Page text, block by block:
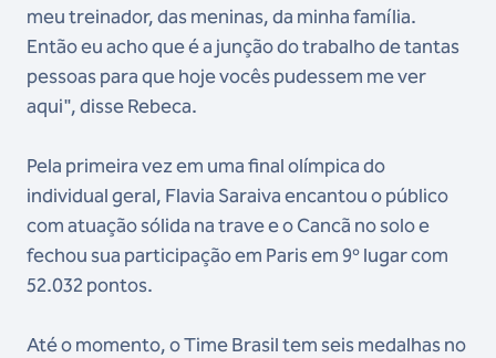
meu treinador, das meninas, da minha família.
Então eu acho que é a junção do trabalho de tantas
pessoas para que hoje vocês pudessem me ver
aqui", disse Rebeca.
Pela primeira vez em uma final olímpica do
individual geral, Flavia Saraiva encantou o público
com atuação sólida na trave e o Cancã no solo e
fechou sua participação em Paris em 9º lugar com
52.032 pontos.
Até o momento, o Time Brasil tem seis medalhas no